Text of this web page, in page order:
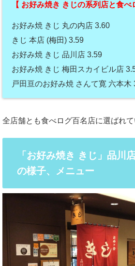
【 お好み焼き きじの系列店と食べ
お好み焼 きじ 丸の内店 3.60
きじ 本店 (梅田) 3.59
お好み焼 きじ 品川店 3.59
お好み焼 きじ 梅田スカイビル店
戸田亘のお好み焼 さんて寛 六本木
全店舗とも食べログ百名店に選ばれて
「お好み焼き きじ」品川
の様子、メニュー